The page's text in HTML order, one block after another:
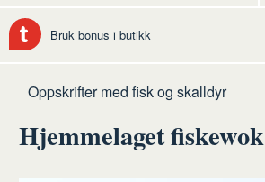
Bruk bonus i butikk
Hjem
Fisk
skalldyr
Oppskrifter med fisk og skalldyr
Hjemmelaget fiskewok